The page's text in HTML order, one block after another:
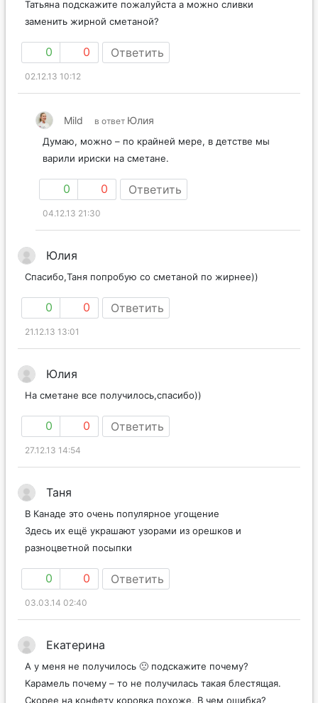
Татьяна подскажите пожалуйста а можно сливки
заменить жирной сметаной?
0 0 Ответить
02.12.13 10:12
Mild в ответ Юлия
Думаю, можно – по крайней мере, в детстве мы
варили ириски на сметане.
0 0 Ответить
04.12.13 21:30
Юлия
Спасибо,Таня попробую со сметаной по жирнее))
0 0 Ответить
21.12.13 13:01
Юлия
На сметане все получилось,спасибо))
0 0 Ответить
27.12.13 14:54
Таня
В Канаде это очень популярное угощение
Здесь их ещё украшают узорами из орешков и
разноцветной посыпки
0 0 Ответить
03.03.14 02:40
Екатерина
А у меня не получилось 🙁 подскажите почему?
Карамель почему – то не получилась такая блестящая.
Скорее на конфету коровка похоже. В чем ошибка?